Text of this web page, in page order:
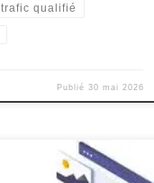
trafic qualifié
Publié 30 mai 2026